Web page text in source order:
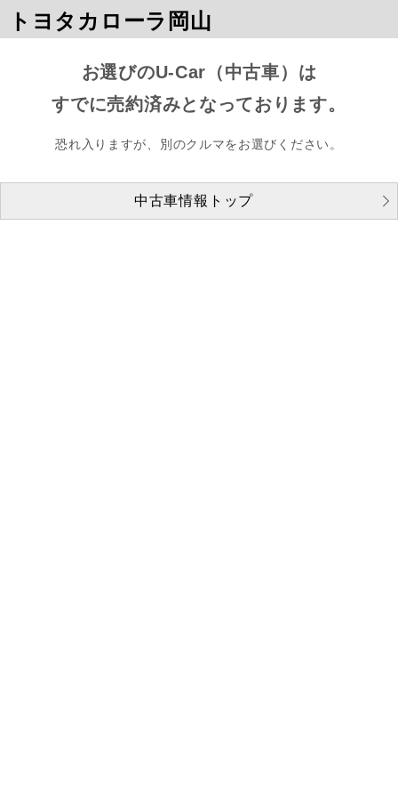
トヨタカローラ岡山
お選びのU-Car（中古車）は
すでに売約済みとなっております。
恐れ入りますが、別のクルマをお選びください。
中古車情報トップ